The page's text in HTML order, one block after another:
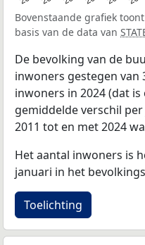
Bovenstaande grafiek
basis van de data van
De bevolking van de
inwoners gestegen van
inwoners in 2024 (dat is
gemiddelde verschil
2011 tot en met 2024
Het aantal inwoners is
januari in het
Toelichting